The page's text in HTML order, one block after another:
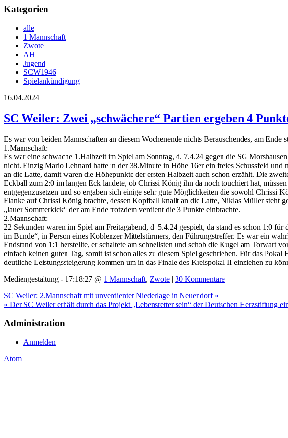
Kategorien
alle
1 Mannschaft
Zwote
AH
Jugend
SCW1946
Spielankündigung
16.04.2024
SC Weiler: Zwei „schwächere“ Partien ergeben 4
Es war von beiden Mannschaften an diesem Wochenende nichts Berauschendes, am Ende
1.Mannschaft:
Es war eine schwache 1.Halbzeit im Spiel am Sonntag, d. 7.4.24 gegen die SG
nicht. Einzig Mario Lehnard hatte in der 38.Minute in Höhe 16er ein freies Schussfeld
an die Latte, damit waren die Höhepunkte der ersten Halbzeit auch schon erzählt. Die
Eckball zum 2:0 im langen Eck landete, ob Chrissi König ihn da noch touchiert hat,
entgegenzusetzen und so ergaben sich einige sehr gute Möglichkeiten die sowohl
Flanke auf Chrissi König brachte, dessen Kopfball knallt an die Latte, Niklas Müller steht
„lauer Sommerkick“ der am Ende trotzdem verdient die 3 Punkte einbrachte.
2.Mannschaft:
22 Sekunden waren im Spiel am Freitagabend, d. 5.4.24 gespielt, da stand es schon 1:0
im Bunde“, in Person eines Koblenzer Mittelstürmers, den Führungstreffer. Es war ein
Endstand von 1:1 herstellte, er schaltete am schnellsten und schob die Kugel am
einfach keinen guten Tag, somit ist schon alles zu diesem Spiel geschrieben. Für das
deutliche Leistungssteigerung kommen um in das Finale des Kreispokal II einziehen zu
Mediengestaltung - 17:18:27 @ 1 Mannschaft, Zwote | 30 Kommentare
SC Weiler: 2.Mannschaft mit unverdienter Niederlage in Neuendorf »
« Der SC Weiler erhält durch das Projekt „Lebensretter sein“ der Deutschen Herzstiftung
Administration
Anmelden
Atom